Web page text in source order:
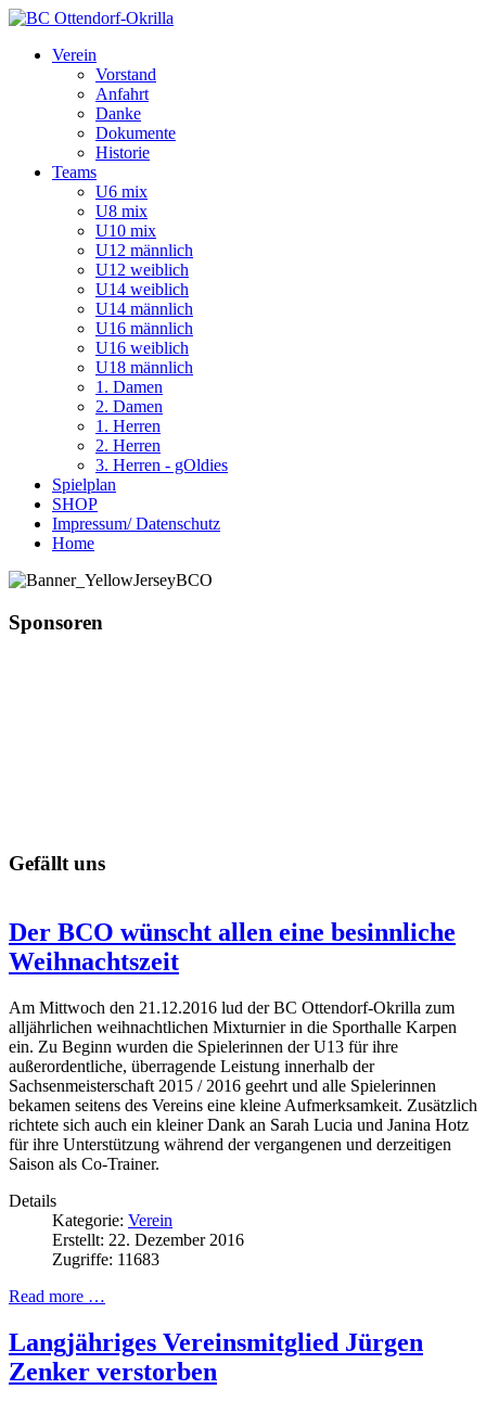
Verein
Vorstand
Anfahrt
Danke
Dokumente
Historie
Teams
U6 mix
U8 mix
U10 mix
U12 männlich
U12 weiblich
U14 weiblich
U14 männlich
U16 männlich
U16 weiblich
U18 männlich
1. Damen
2. Damen
1. Herren
2. Herren
3. Herren - gOldies
Spielplan
SHOP
Impressum/ Datenschutz
Home
Sponsoren
Gefällt uns
Der BCO wünscht allen eine besinnliche
Weihnachtszeit
Am Mittwoch den 21.12.2016 lud der BC Ottendorf-Okrilla zum
alljährlichen weihnachtlichen Mixturnier in die Sporthalle Karpen
ein. Zu Beginn wurden die Spielerinnen der U13 für ihre
außerordentliche, überragende Leistung innerhalb der
Sachsenmeisterschaft 2015 / 2016 geehrt und alle Spielerinnen
bekamen seitens des Vereins eine kleine Aufmerksamkeit. Zusätzlich
richtete sich auch ein kleiner Dank an Sarah Lucia und Janina Hotz
für ihre Unterstützung während der vergangenen und derzeitigen
Saison als Co-Trainer.
Details
Kategorie: Verein
Erstellt: 22. Dezember 2016
Zugriffe: 11683
Read more …
Langjähriges Vereinsmitglied Jürgen
Zenker verstorben